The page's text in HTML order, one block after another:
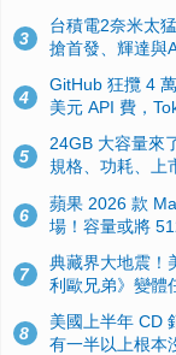
3
台積電2奈米太
搶首發、輝達與
4
GitHub 狂攬 4
美元 API 費，
5
24GB 大容量來
規格、功耗、上
6
蘋果 2026 款
場！容量或將
7
典藏界大地震！
利歐兄弟》變體
8
美國上半年 CD
有一半以上根本